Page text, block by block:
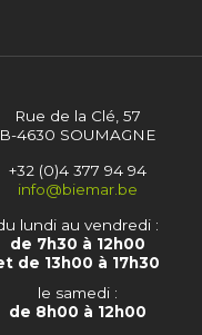
Rue de la Clé, 57
B-4630 SOUMAGNE
+32 (0)4 377 94 94
info@biemar.be
lundi au vendredi :
de 7h30 à 12h00
de 13h00 à 17h30
le samedi :
de 8h00 à 12h00